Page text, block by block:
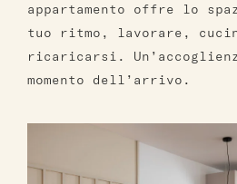
appartamento offre lo
tuo ritmo, lavorare,
ricaricarsi.
momento dell’arrivo.